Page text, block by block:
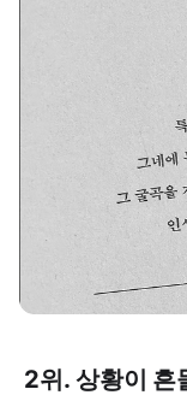
2위. 상황이 흔